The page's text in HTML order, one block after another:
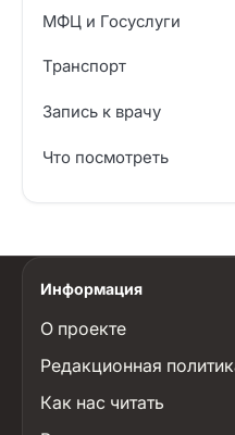
МФЦ и Госуслуги
Транспорт
Запись к врачу
Что посмотреть
Информация
О проекте
Редакционная
Как нас читать